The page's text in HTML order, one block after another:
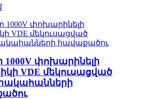
1000V փոխարինելի
VDE մեկուսացված